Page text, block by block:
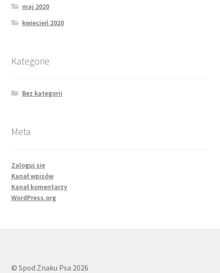
Kontakt
maj 2020
kwiecień 2020
Kategorie
Bez kategorii
Meta
Zaloguj się
Kanał wpisów
Kanał komentarzy
WordPress.org
© Spod Znaku Psa 2026